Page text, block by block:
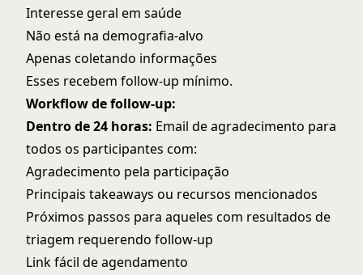
Interesse geral em saúde
Não está na demografia-alvo
Apenas coletando informações
Esses recebem follow-up mínimo.
Workflow de follow-up:
Dentro de 24 horas: Email de agradecimento para
todos os participantes com:
Agradecimento pela participação
Principais takeaways ou recursos mencionados
Próximos passos para aqueles com resultados de
triagem requerendo follow-up
Link fácil de agendamento